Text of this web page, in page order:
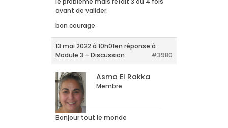
avant de valider.
bon courage
13 mai 2022 à 10h01en réponse à :
Module 3 – Discussion
#3980
Asma El Rakka
Membre
Bonjour tout le monde